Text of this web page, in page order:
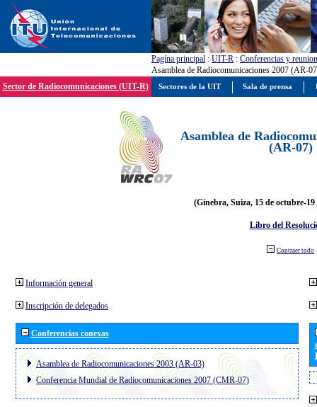
Pagína principal : UIT-R : Conferencias y
Asamblea de Radiocomunicaciones 2007 (AR-
Sector de Radiocomunicaciones (UIT-R)
Asamblea de
(AR-07)
(Ginebra, Suiza, 15 de octubre-19
Libro del
Contraer todo
Información general
Inscripción de delegados
Conferencias conexas
Asamblea de Radiocomunicaciones 2003 (AR-03)
Conferencia Mundial de Radiocomunicaciones 2007 (CMR-07)
Sectores de la UIT Sala de prensa